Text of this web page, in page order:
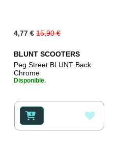
Special
Price
4,77 € 15,90 €
BLUNT SCOOTERS
Peg Street BLUNT Back
Chrome
Disponible.
A